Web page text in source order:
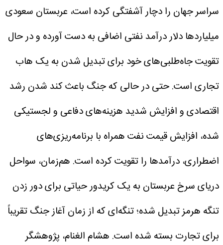
سراسر جهان را دچار آشفتگی کرده است، عربستان سعودی
میلیاردها دلار درآمد نفتی اضافی به دست آورده و در حال
تقویت جاه‌طلبی‌های خود برای تبدیل شدن به یک هاب
تجاری است.حتی در حالی که جنگ باعث کند شدن رشد
اقتصادی و افزایش شدید هزینه‌های دفاعی و لجستیکی
شده، افزایش قیمت نفت همراه با برنامه‌ریزی‌های
اضطراری، درآمدها را تقویت کرده است. هم‌زمان، سواحل
دریای سرخ عربستان به یک کریدور حیاتی برای دور زدن
تنگه هرمز تبدیل شده؛ تنگه‌ای که از زمان آغاز جنگ تقریباً
برای تجارت بسته شده است. هشام الغنام، پژوهشگر